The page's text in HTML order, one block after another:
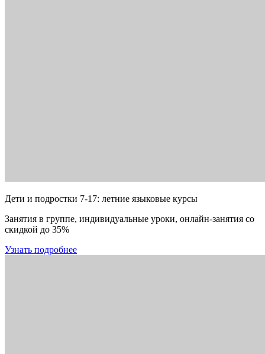
Дети и подростки 7-17: летние языковые курсы
Занятия в группе, индивидуальные уроки, онлайн-занятия со
скидкой до 35%
Узнать подробнее